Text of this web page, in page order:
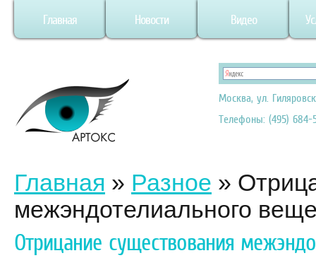
Главная Новости Видео
Москва, ул.
Телефоны: (495) 684-
Главная » Разное »
межэндотелиального
Отрицание существования